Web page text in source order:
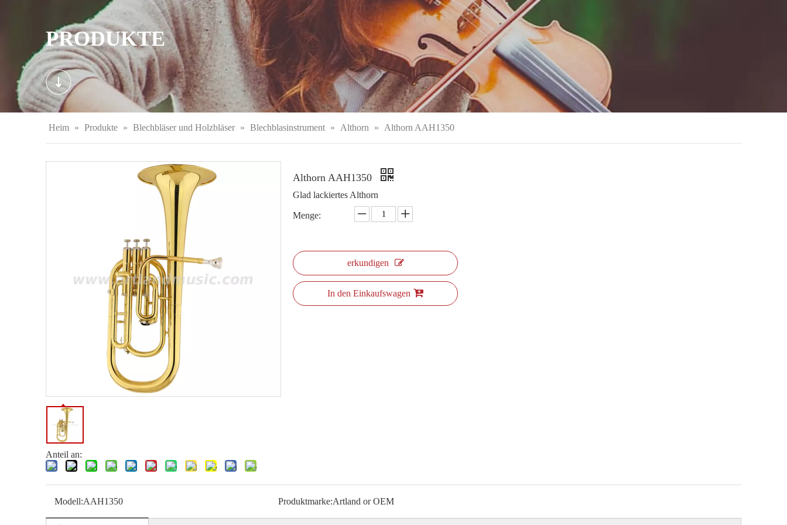
PRODUKTE
Heim » Produkte » Blechbläser und Holzbläser » Blechblasinstrument » Althorn » Althorn AAH1350
Anteil an:
Althorn AAH1350
Glad lackiertes Althorn
Menge:
erkundigen
In den Einkaufswagen
Modell:AAH1350 Produktmarke:Artland or OEM